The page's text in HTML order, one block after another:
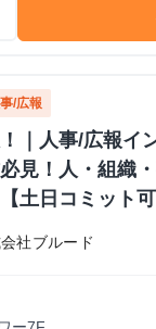
/広報
｜人事/広報イ
見！人・組織
土日コミット可
社ブルード